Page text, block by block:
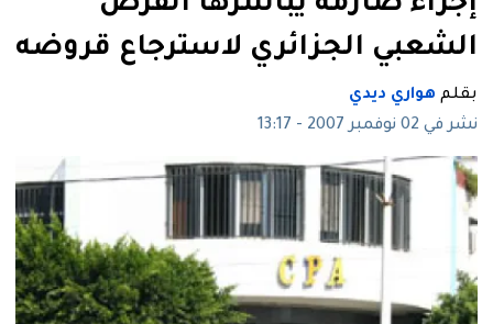
الشعبي الجزائري لاسترجاع قروضه
بقلم هواري ديدي
نشر في 02 نوفمبر 2007 - 13:17